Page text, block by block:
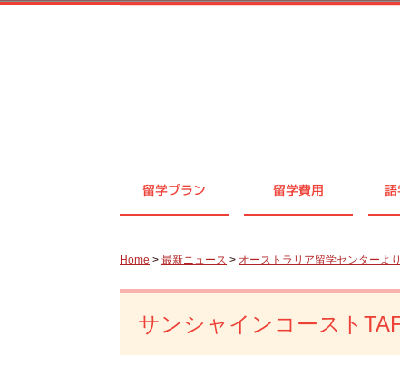
留学プラン 留学費用
Home > 最新ニュース > オーストラリア留学センターより
サンシャインコースト